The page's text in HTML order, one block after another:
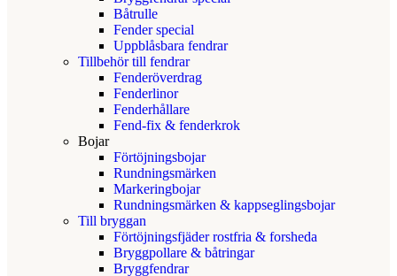
Båtrulle
Fender special
Uppblåsbara fendrar
Tillbehör till fendrar
Fenderöverdrag
Fenderlinor
Fenderhållare
Fend-fix & fenderkrok
Bojar
Förtöjningsbojar
Rundningsmärken
Markeringbojar
Rundningsmärken & kappseglingsbojar
Till bryggan
Förtöjningsfjäder rostfria & forsheda
Bryggpollare & båtringar
Bryggfendrar